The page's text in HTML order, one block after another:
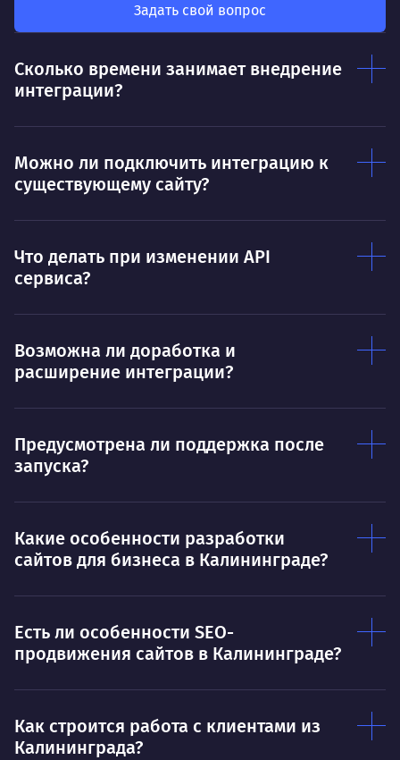
был больше, чем сумма результатов
Нравится
Договариваться.
Ты — это то, что ты делаешь. Этим всё
сказано.
О
Задать свой вопрос
Сколько времени занимает внедрение
интеграции?
Можно ли подключить интеграцию к
существующему сайту?
Что делать при изменении API
сервиса?
Возможна ли доработка и
расширение интеграции?
Предусмотрена ли поддержка после
запуска?
Какие особенности разработки
сайтов для бизнеса в Калининграде?
Есть ли особенности SEO-
продвижения сайтов в Калининграде?
Как строится работа с клиентами из
Калининграда?